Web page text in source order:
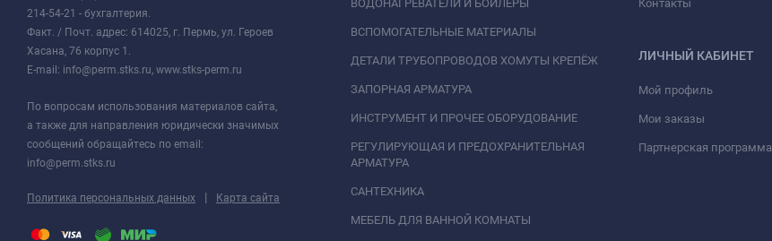
214-54-21 - бухгалтерия.
Факт. / Почт. адрес: 614025, г. Пермь, ул. Героев
Хасана, 76 корпус 1.
E-mail: info@perm.stks.ru, www.stks-perm.ru
По вопросам использования материалов сайта,
а также для направления юридически значимых
сообщений обращайтесь по email:
info@perm.stks.ru
Политика персональных данных | Карта сайта
ВОДОНАГРЕВАТЕЛИ И БОЙЛЕРЫ
ВСПОМОГАТЕЛЬНЫЕ МАТЕРИАЛЫ
ДЕТАЛИ ТРУБОПРОВОДОВ ХОМУТЫ КРЕПЁЖ
ЗАПОРНАЯ АРМАТУРА
ИНСТРУМЕНТ И ПРОЧЕЕ ОБОРУДОВАНИЕ
РЕГУЛИРУЮЩАЯ И ПРЕДОХРАНИТЕЛЬНАЯ
АРМАТУРА
САНТЕХНИКА
МЕБЕЛЬ ДЛЯ ВАННОЙ КОМНАТЫ
Контакты
ЛИЧНЫЙ КАБИНЕТ
Мой профиль
Мои заказы
Партнерская программа